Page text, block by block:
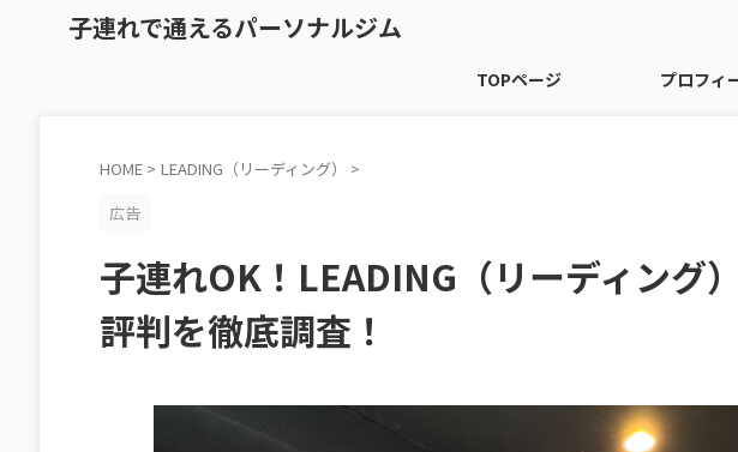
子連れで通えるパーソナルジム
TOPページ プロフィ
HOME > LEADING（リーディング）
>
広告
子連れOK！LEADING（リーディング
評判を徹底調査！